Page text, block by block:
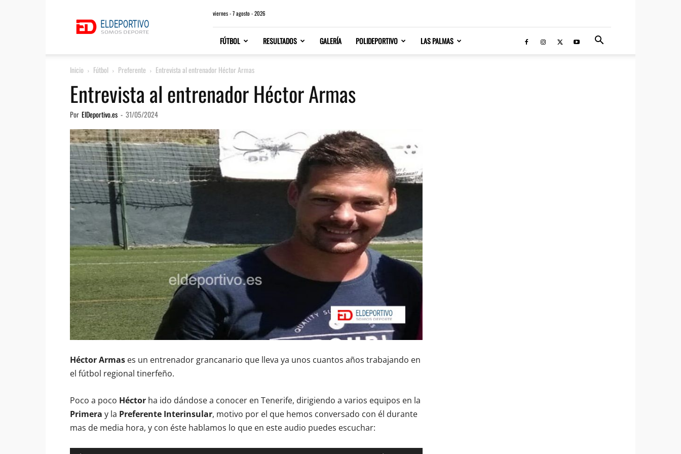
viernes - 7 agosto - 2026
FÚTBOL RESULTADOS GALERÍA POLIDEPORTIVO LAS PALMAS
Inicio Fútbol Preferente Entrevista al entrenador Héctor Armas
Entrevista al entrenador Héctor Armas
Por ElDeportivo.es - 31/05/2024
Héctor Armas es un entrenador grancanario que lleva ya unos cuantos años trabajando en
el fútbol regional tinerfeño.
Poco a poco Héctor ha ido dándose a conocer en Tenerife, dirigiendo a varios equipos en la
Primera y la Preferente Interinsular, motivo por el que hemos conversado con él durante
mas de media hora, y con éste hablamos lo que en este audio puedes escuchar: